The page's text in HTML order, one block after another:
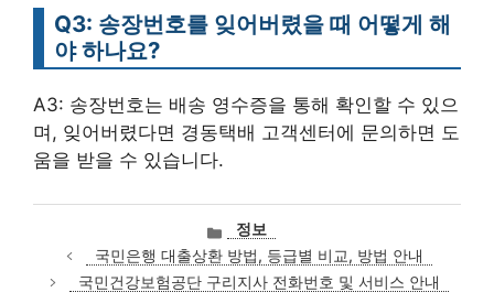
Q3: 송장번호를 잊어버렸을 때 어떻게 해
야 하나요?
A3: 송장번호는 배송 영수증을 통해 확인할 수 있으
며, 잊어버렸다면 경동택배 고객센터에 문의하면 도
움을 받을 수 있습니다.
카
테
고
리
정보
국민은행 대출상환 방법, 등급별 비교, 방법 안내
국민건강보험공단 구리지사 전화번호 및 서비스 안내